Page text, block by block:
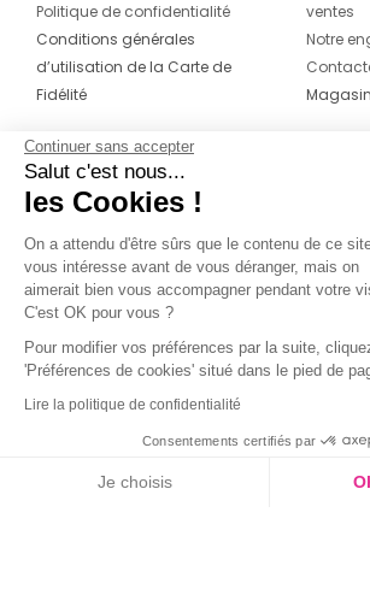
Politique de confidentialité
Conditions générales
d’utilisation de la Carte de
Fidélité
ventes
Notre
CONTACT
04 42 20 78 42
Du lundi au jeudi de 8h30 à 16h30 & le
vendredi de 8h30 à 15h30
Continuer sans accepter
Salut c'est nous...
les Cookies !
On a attendu d'être sûrs que le contenu de ce
vous intéresse avant de vous déranger, mais on
aimerait bien vous accompagner pendant votre
C'est OK pour vous ?
Pour modifier vos préférences par la suite,
'Préférences de cookies' situé dans le pied de
Lire la politique de confidentialité
Consentements certifiés par
Je choisis